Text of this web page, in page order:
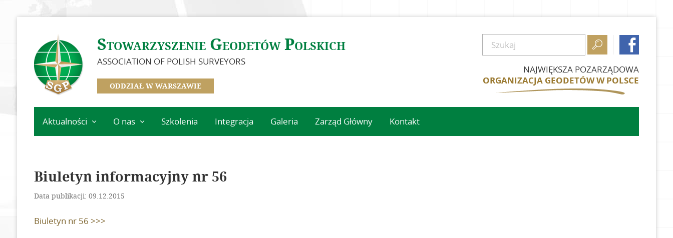
Stowarzyszenie Geodetów Polskich
ASSOCIATION OF POLISH SURVEYORS
ODDZIAŁ W WARSZAWIE
 
NAJWIĘKSZA POZARZĄDOWA
ORGANIZACJA GEODETÓW W POLSCE
Aktualności O nas
Warszawskiego
Szkolenia Integracja Galeria Zarząd Główny Kontakt
Biuletyn informacyjny nr 56
Data publikacji: 09.12.2015
Biuletyn nr 56 >>>